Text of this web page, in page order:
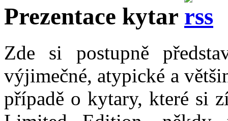
Prezentace kytar
Zde si postupně
výjimečné, atypické a
případě o kytary, které si